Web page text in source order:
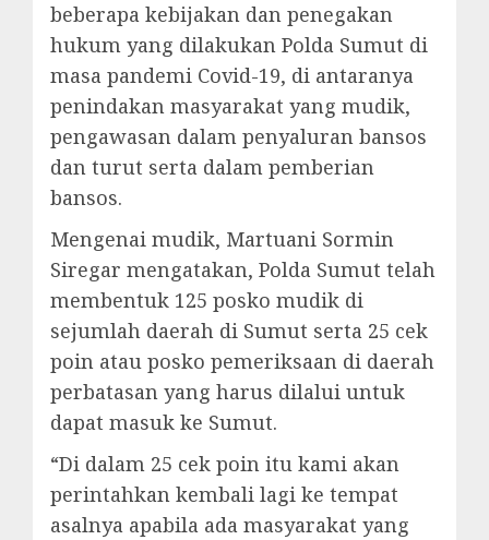
beberapa kebijakan dan penegakan
hukum yang dilakukan Polda Sumut di
masa pandemi Covid-19, di antaranya
penindakan masyarakat yang mudik,
pengawasan dalam penyaluran bansos
dan turut serta dalam pemberian
bansos.
Mengenai mudik, Martuani Sormin
Siregar mengatakan, Polda Sumut telah
membentuk 125 posko mudik di
sejumlah daerah di Sumut serta 25 cek
poin atau posko pemeriksaan di daerah
perbatasan yang harus dilalui untuk
dapat masuk ke Sumut.
“Di dalam 25 cek poin itu kami akan
perintahkan kembali lagi ke tempat
asalnya apabila ada masyarakat yang